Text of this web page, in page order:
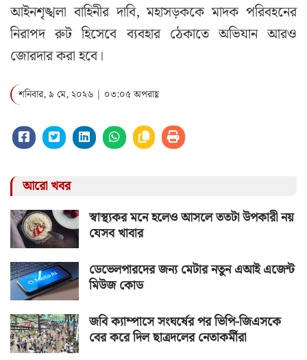
আইনশৃঙ্খলা বাহিনীর দাবি, মহাসড়ককে মাদক পরিবহনের
নিরাপদ রুট হিসেবে ব্যবহার ঠেকাতে অভিযান আরও
জোরদার করা হবে।
শনিবার, ৯ মে, ২০২৬ | ০৩:০৫ অপরাহ্ণ
আরো খবর
স্বাস্থ্যকর মনে হলেও আসলে ততটা উপকারী নয়
যেসব খাবার
ডেভেলপারদের জন্য মেটার নতুন এআই এজেন্ট
মিউজ কোড
জবি ক্যাম্পাসে সংঘর্ষের পর ভিপি-জিএসকে
বের করে দিল ছাত্রদলের নেতাকর্মীরা